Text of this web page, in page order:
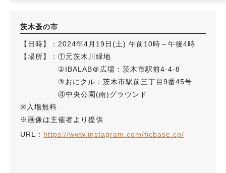
茨木蚤の市
【日時】：2024年4月19日(土) 午前10時～午後4時
【場所】：①元茨木川緑地
②IBALAB＠広場：茨木市駅前4-4-8
③おにクル：茨木市駅前三丁目9番45号
④中央公園(南)グラウンド
※入場無料
※画像は主催者より提供
URL： https://www.instagram.com/ficbase.cp/